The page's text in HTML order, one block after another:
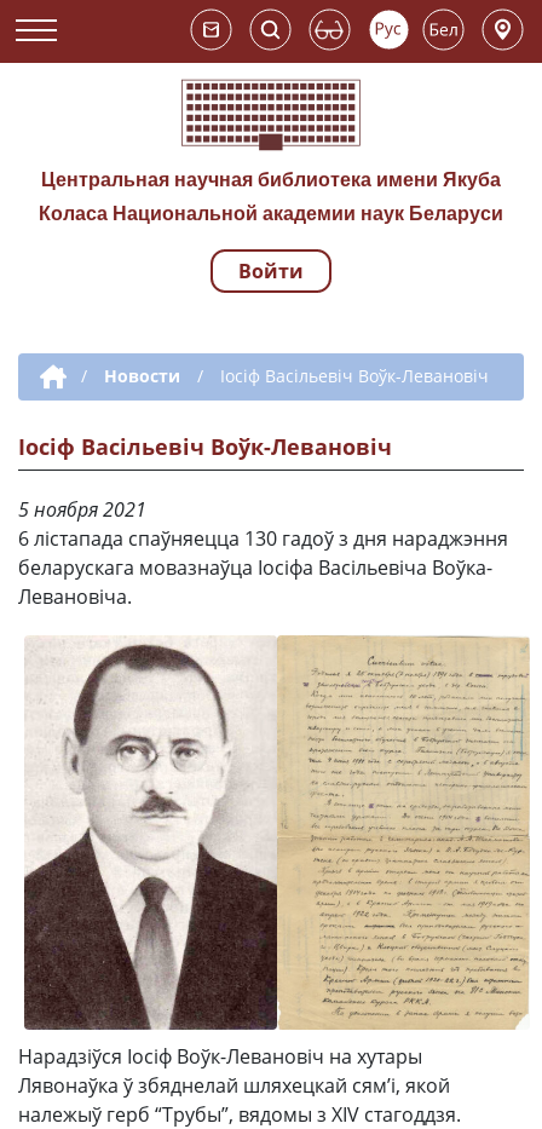
Центральная научная библиотека имени Якуба
Коласа Национальной академии наук Беларуси
Навигация по
Войти
Дополнительная навигация
/ Новости / Іосіф Васільевіч Воўк-Левановіч
Іосіф Васільевіч Воўк-Левановіч
5 ноября 2021
6 лістапада спаўняецца 130 гадоў з дня нараджэння
беларускага мовазнаўца Іосіфа Васільевіча Воўка-
Левановіча.
Нарадзіўся Іосіф Воўк-Левановіч на хутары
Лявонаўка ў збяднелай шляхецкай сям’і, якой
належыў герб “Трубы”, вядомы з XIV стагоддзя.